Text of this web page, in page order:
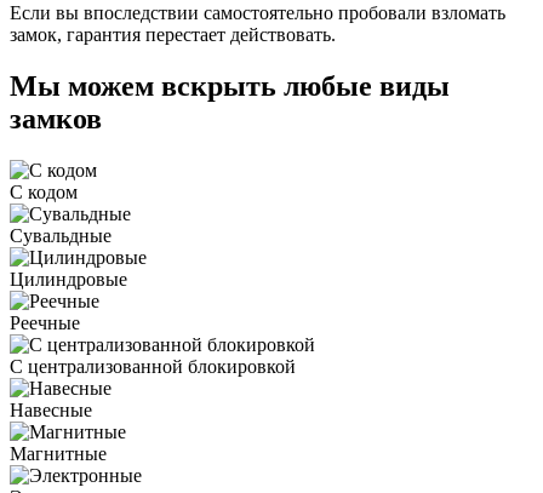
Если вы впоследствии самостоятельно пробовали взломать
замок, гарантия перестает действовать.
Мы можем вскрыть любые виды
замков
С кодом
Сувальдные
Цилиндровые
Реечные
С централизованной блокировкой
Навесные
Магнитные